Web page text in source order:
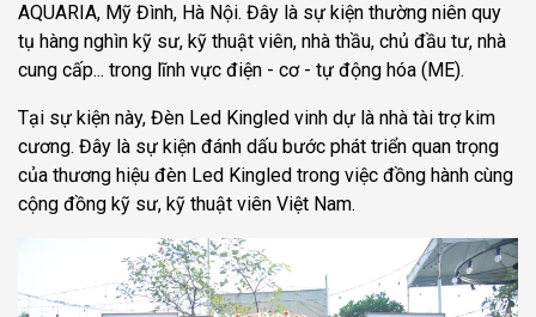
AQUARIA, Mỹ Đình, Hà Nội. Đây là sự kiện thường niên quy
tụ hàng nghìn kỹ sư, kỹ thuật viên, nhà thầu, chủ đầu tư, nhà
cung cấp... trong lĩnh vực điện - cơ - tự động hóa (ME).
Tại sự kiện này, Đèn Led Kingled vinh dự là nhà tài trợ kim
cương. Đây là sự kiện đánh dấu bước phát triển quan trọng
của thương hiệu đèn Led Kingled trong việc đồng hành cùng
cộng đồng kỹ sư, kỹ thuật viên Việt Nam.